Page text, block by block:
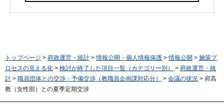
トップページ > 府政運営・統計 >情報公開・個人情報保護 >情報公開 > 施策プ
ロセスの見える化 > 検討が終了した項目一覧（カテゴリー別） > 府政運営・統
計 > 職員団体との交渉・予備交渉（教職員企画課対応分） > 会議の状況 > 府高
教（女性部）との夏季定期交渉